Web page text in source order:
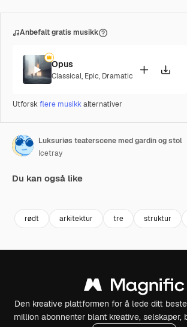
Anbefalt gratis musikk
Opus
Classical, Epic, Dramatic
Utforskflere musikkalternativer
Luksuriøs teaterscene med gardin og stol
Icetray
Du kan også like
rødt arkitektur tre struktur
Den kreative plattformen for å lede ditt
million abonnenter blant kreative, selskaper,